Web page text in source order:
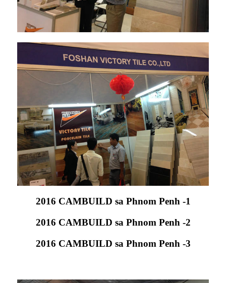
2016 CAMBUILD sa Phnom Penh -1
2016 CAMBUILD sa Phnom Penh -2
2016 CAMBUILD sa Phnom Penh -3